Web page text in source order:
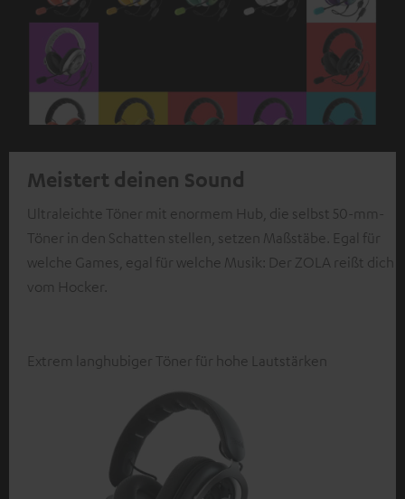
Meistert deinen Sound
Ultraleichte Töner mit enormem Hub, die selbst 50-mm-
Töner in den Schatten stellen, setzen Maßstäbe. Egal für
welche Games, egal für welche Musik: Der ZOLA reißt dich
vom Hocker.
Extrem langhubiger Töner für hohe Lautstärken